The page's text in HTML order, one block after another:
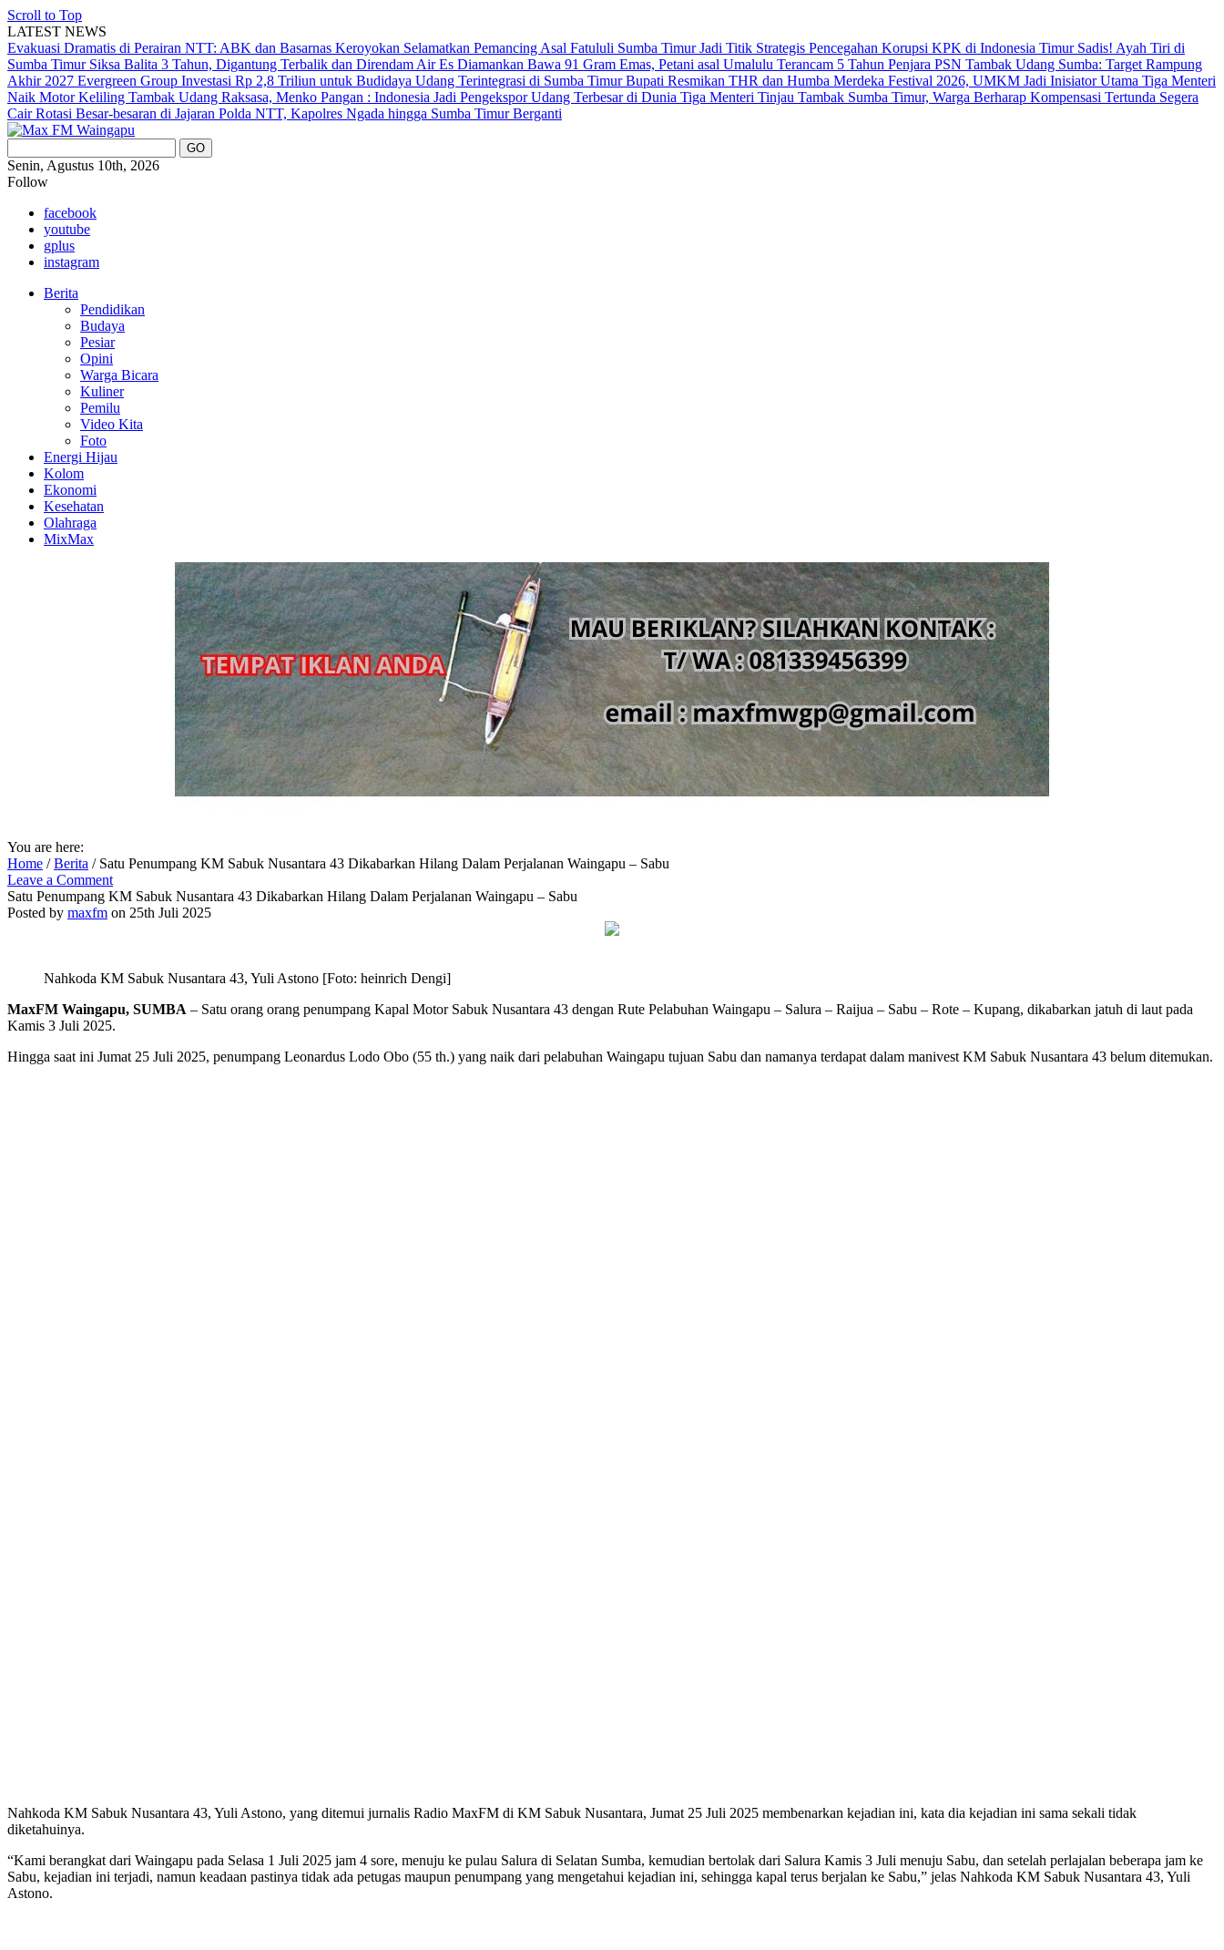
Scroll to Top
LATEST NEWS
Evakuasi Dramatis di Perairan NTT: ABK dan Basarnas Keroyokan Selamatkan Pemancing Asal Fatululi Sumba Timur Jadi Titik Strategis Pencegahan Korupsi KPK di Indonesia Timur Sadis! Ayah Tiri di
Sumba Timur Siksa Balita 3 Tahun, Digantung Terbalik dan Direndam Air Es Diamankan Bawa 91 Gram Emas, Petani asal Umalulu Terancam 5 Tahun Penjara PSN Tambak Udang Sumba: Target Rampung
Akhir 2027 Evergreen Group Investasi Rp 2,8 Triliun untuk Budidaya Udang Terintegrasi di Sumba TimurBupati Resmikan THR dan Humba Merdeka Festival 2026, UMKM Jadi Inisiator Utama Tiga Menteri
Naik Motor Keliling Tambak Udang Raksasa, Menko Pangan : Indonesia Jadi Pengekspor Udang Terbesar di Dunia Tiga Menteri Tinjau Tambak Sumba Timur, Warga Berharap Kompensasi Tertunda Segera
CairRotasi Besar-besaran di Jajaran Polda NTT, Kapolres Ngada hingga Sumba Timur Berganti
Senin, Agustus 10th, 2026
Follow
facebook
youtube
gplus
instagram
Berita
Pendidikan
Budaya
Pesiar
Opini
Warga Bicara
Kuliner
Pemilu
Video Kita
Foto
Energi Hijau
Kolom
Ekonomi
Kesehatan
Olahraga
MixMax
You are here:
Home /Berita / Satu Penumpang KM Sabuk Nusantara 43 Dikabarkan Hilang Dalam Perjalanan Waingapu – Sabu
Leave a Comment
Satu Penumpang KM Sabuk Nusantara 43 Dikabarkan Hilang Dalam Perjalanan Waingapu – Sabu
Posted by maxfm on 25th Juli 2025
Nahkoda KM Sabuk Nusantara 43, Yuli Astono [Foto: heinrich Dengi]
MaxFM Waingapu, SUMBA – Satu orang orang penumpang Kapal Motor Sabuk Nusantara 43 dengan Rute Pelabuhan Waingapu – Salura – Raijua – Sabu – Rote – Kupang, dikabarkan jatuh di laut pada
Kamis 3 Juli 2025.
Hingga saat ini Jumat 25 Juli 2025, penumpang Leonardus Lodo Obo (55 th.) yang naik dari pelabuhan Waingapu tujuan Sabu dan namanya terdapat dalam manivest KM Sabuk Nusantara 43 belum ditemukan.
Nahkoda KM Sabuk Nusantara 43, Yuli Astono, yang ditemui jurnalis Radio MaxFM di KM Sabuk Nusantara, Jumat 25 Juli 2025 membenarkan kejadian ini, kata dia kejadian ini sama sekali tidak
diketahuinya.
“Kami berangkat dari Waingapu pada Selasa 1 Juli 2025 jam 4 sore, menuju ke pulau Salura di Selatan Sumba, kemudian bertolak dari Salura Kamis 3 Juli menuju Sabu, dan setelah perlajalan beberapa jam ke
Sabu, kejadian ini terjadi, namun keadaan pastinya tidak ada petugas maupun penumpang yang mengetahui kejadian ini, sehingga kapal terus berjalan ke Sabu,” jelas Nahkoda KM Sabuk Nusantara 43, Yuli
Astono.